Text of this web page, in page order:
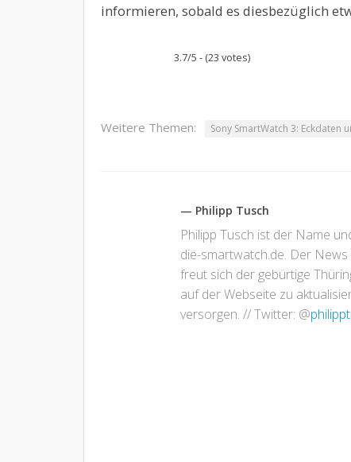
informieren, sobald es diesbezüglich
3.7/5 - (23 votes)
Weitere Themen: Sony SmartWatch 3: Eckdaten
— Philipp Tusch
Philipp Tusch ist der Name
die-smartwatch.de. Der
freut sich der gebürtige
auf der Webseite zu
versorgen. // Twitter: @